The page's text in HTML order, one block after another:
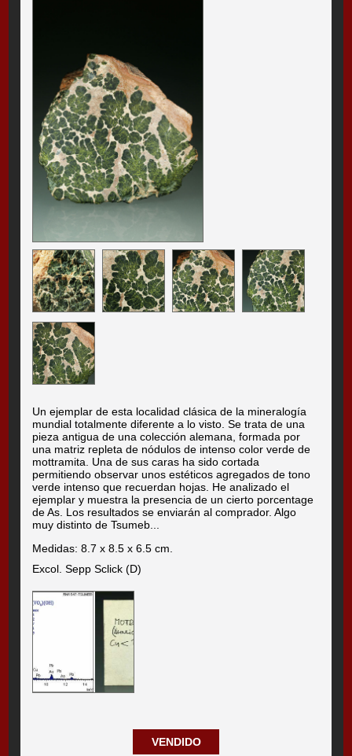
Un ejemplar de esta localidad clásica de la mineralogía
mundial totalmente diferente a lo visto. Se trata de una
pieza antigua de una colección alemana, formada por
una matriz repleta de nódulos de intenso color verde de
mottramita. Una de sus caras ha sido cortada
permitiendo observar unos estéticos agregados de tono
verde intenso que recuerdan hojas. He analizado el
ejemplar y muestra la presencia de un cierto porcentage
de As. Los resultados se enviarán al comprador. Algo
muy distinto de Tsumeb...
Medidas: 8.7 x 8.5 x 6.5 cm.
Excol. Sepp Sclick (D)
VENDIDO